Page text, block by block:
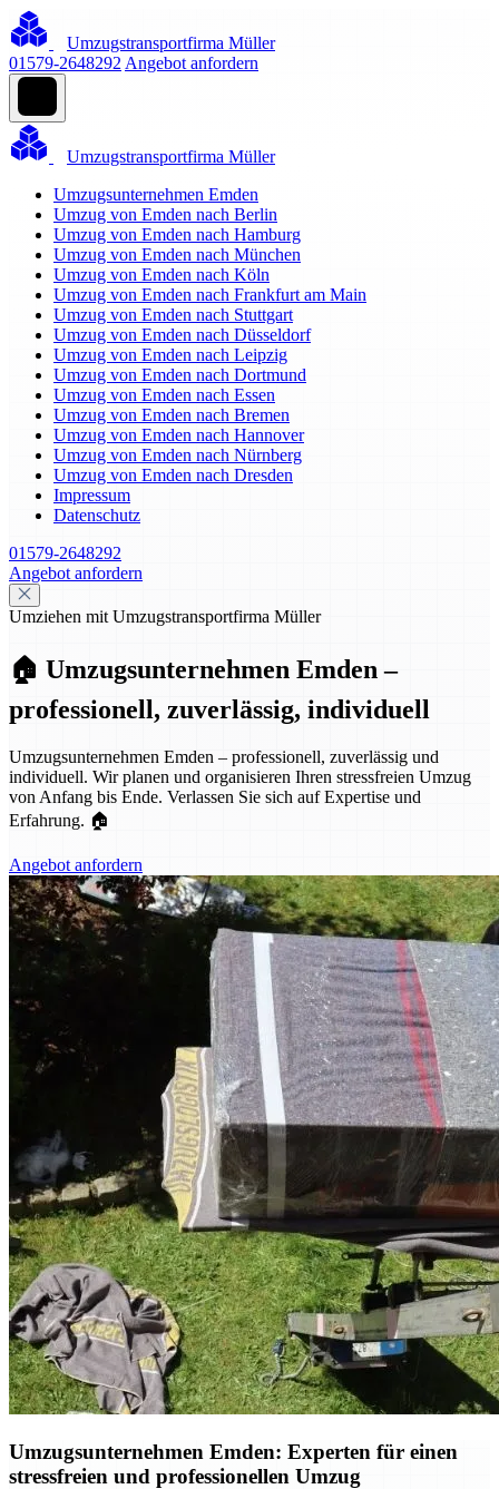
Umzugstransportfirma Müller
01579-2648292 Angebot anfordern
Umzugstransportfirma Müller
Umzugsunternehmen Emden
Umzug von Emden nach Berlin
Umzug von Emden nach Hamburg
Umzug von Emden nach München
Umzug von Emden nach Köln
Umzug von Emden nach Frankfurt am Main
Umzug von Emden nach Stuttgart
Umzug von Emden nach Düsseldorf
Umzug von Emden nach Leipzig
Umzug von Emden nach Dortmund
Umzug von Emden nach Essen
Umzug von Emden nach Bremen
Umzug von Emden nach Hannover
Umzug von Emden nach Nürnberg
Umzug von Emden nach Dresden
Impressum
Datenschutz
01579-2648292
Angebot anfordern
Umziehen mit Umzugstransportfirma Müller
🏠 Umzugsunternehmen Emden –
professionell, zuverlässig, individuell
Umzugsunternehmen Emden – professionell, zuverlässig und
individuell. Wir planen und organisieren Ihren stressfreien Umzug
von Anfang bis Ende. Verlassen Sie sich auf Expertise und
Erfahrung. 🏠
Angebot anfordern
Umzugsunternehmen Emden: Experten für einen
stressfreien und professionellen Umzug